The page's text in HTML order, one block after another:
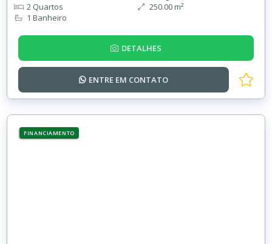
2 Quartos
1 Banheiro
250.00 m²
DETALHES
ENTRE EM CONTATO
FINANCIAMENTO